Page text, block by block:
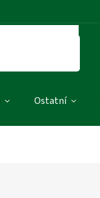
Ostatní